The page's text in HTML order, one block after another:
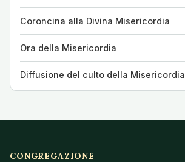
Coroncina alla Divina Misericordia
Ora della Misericordia
Diffusione del culto della Misericordia
CONGREGAZIONE